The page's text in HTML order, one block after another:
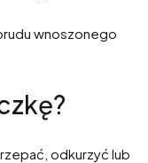
wnoszonego
odkurzyć lub